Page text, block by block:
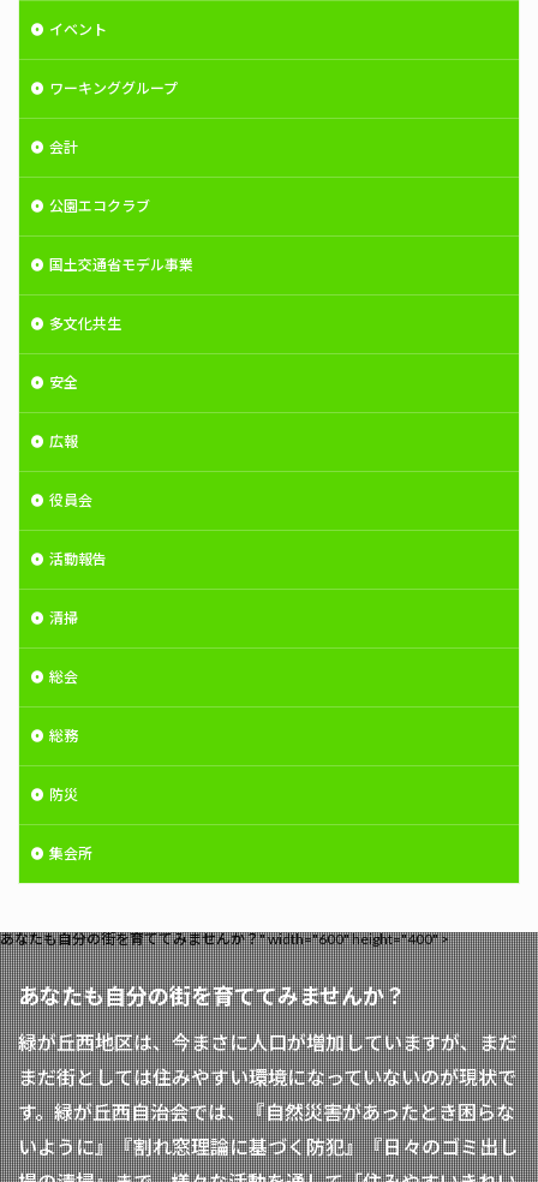
イベント
ワーキンググループ
会計
公園エコクラブ
国土交通省モデル事業
多文化共生
安全
広報
役員会
活動報告
清掃
総会
総務
防災
集会所
あなたも自分の街を育ててみませんか？" width="600" height="400" >
あなたも自分の街を育ててみませんか？
緑が丘西地区は、今まさに人口が増加していますが、まだ
まだ街としては住みやすい環境になっていないのが現状で
す。緑が丘西自治会では、『自然災害があったとき困らな
いように』『割れ窓理論に基づく防犯』『日々のゴミ出し